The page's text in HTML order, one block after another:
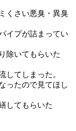
くさい悪臭・異臭
イプが詰まってい
除いてもらいた
してしまった。
ったので見てほし
してもらいた